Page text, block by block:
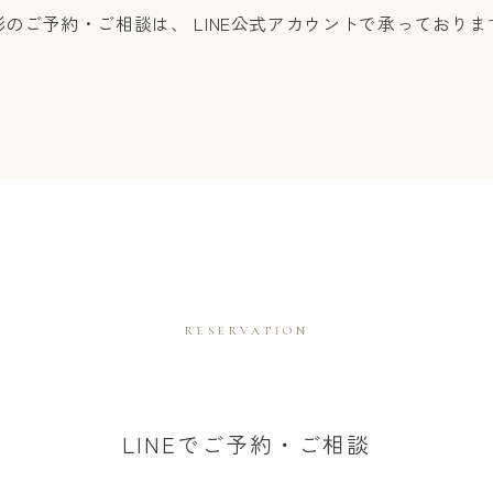
のご予約・ご相談は、 LINE公式アカウントで承っておりま
RESERVATION
LINEでご予約・ご相談